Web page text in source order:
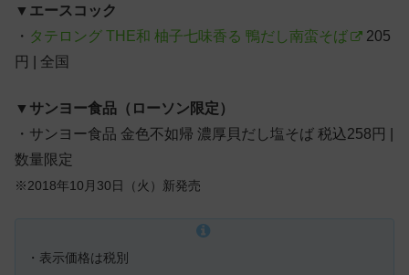
▼ エースコック
・ タテロング THE和 柚子七味香る 鴨だし南蛮そば
205
円 | 全国
▼ サンヨー食品（ローソン限定）
・サンヨー食品 金色不如帰 濃厚貝だし塩そば 税込258円 |
数量限定
※2018年10月30日（火）新発売
・表示価格は税別